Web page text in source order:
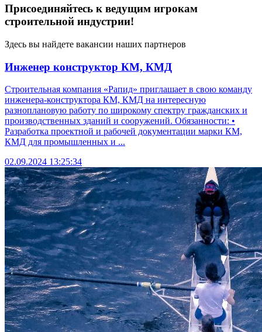
Присоединяйтесь к ведущим игрокам
строительной индустрии!
Здесь вы найдете вакансии наших партнеров
Инженер конструктор КМ, КМД
Строительная компания «Рапид» приглашает в свою команду
инженера-конструктора КМ, КМД на интересную
разноплановую работу по широкому спектру гражданских и
производственных зданий и сооружений. Обязанности: •
Разработка проектной и рабочей документации марки КМ,
КМД для промышленных и ...
02.09.2024 13:25:34